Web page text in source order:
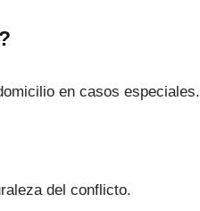
en casos especiales.
del conflicto.